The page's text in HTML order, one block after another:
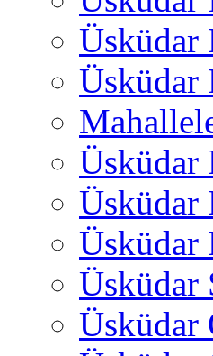
Üsküdar
Üsküdar
Üsküdar
Üsküdar
Üsküdar